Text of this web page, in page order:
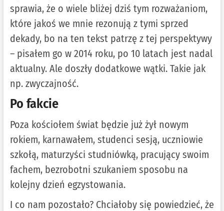
sprawia, że o wiele bliżej dziś tym rozważaniom,
które jakoś we mnie rezonują z tymi sprzed
dekady, bo na ten tekst patrzę z tej perspektywy
– pisałem go w 2014 roku, po 10 latach jest nadal
aktualny. Ale doszły dodatkowe wątki. Takie jak
np. zwyczajność.
Po fakcie
Poza kościołem świat będzie już żył nowym
rokiem, karnawałem, studenci sesją, uczniowie
szkołą, maturzyści studniówką, pracujący swoim
fachem, bezrobotni szukaniem sposobu na
kolejny dzień egzystowania.
I co nam pozostało? Chciałoby się powiedzieć, że